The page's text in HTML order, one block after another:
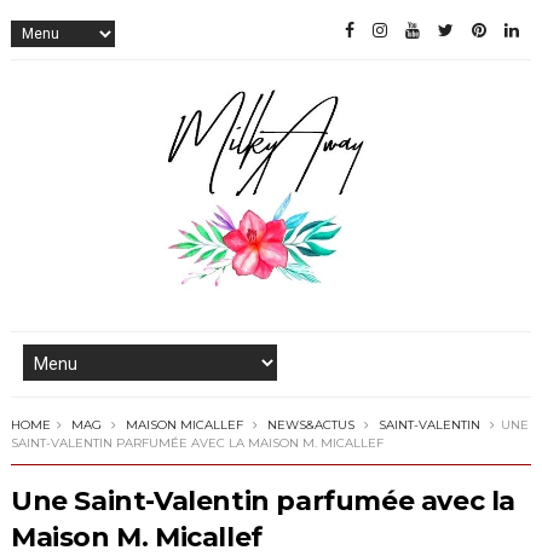
HOME MAG MAISON MICALLEF NEWS&ACTUS SAINT-VALENTIN
UNE
SAINT-VALENTIN PARFUMÉE AVEC LA MAISON M. MICALLEF
Une Saint-Valentin parfumée avec la
Maison M. Micallef